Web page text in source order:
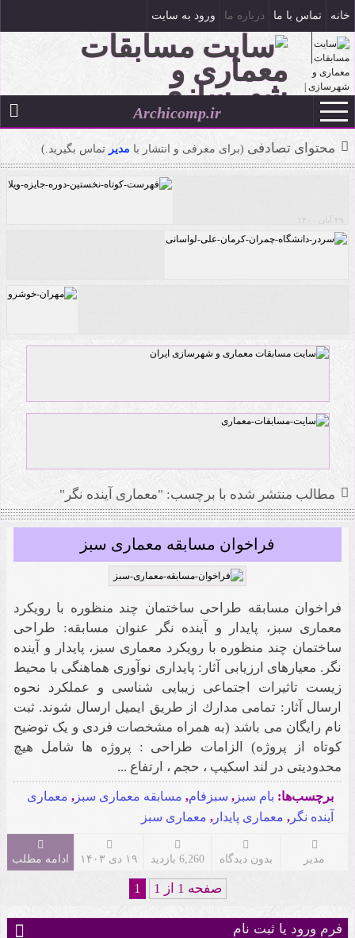
خانه تماس با ما درباره ما ورود به سایت
ثبت نام
۱۸ مرداد ۱۴۰۵Archicomp.ir
محتوای تصادفی (برای معرفی و انتشار با مدیر تماس بگیرید.)
فهرست کوتاه نخستین دوره جایزه ویلا
۲۹ آبان ۱۴۰۰
سردر دانشگاه چمران کرمان اثر علی لواسانی
مهران خوشرو
مطالب منتشر شده با برچسب: "معماری آینده نگر"
ﻓﺮاﺧﻮان ﻣﺴﺎﺑﻘﻪ ﻣﻌﻤﺎرى سبز
ﻓﺮاﺧﻮان ﻣﺴﺎﺑﻘﻪ ﻃﺮاﺣﻰ ﺳﺎﺧﺘﻤﺎن ﭼﻨﺪ ﻣﻨﻈﻮره ﺑﺎ روﯾﮑﺮد
ﻣﻌﻤﺎرى ﺳﺒﺰ، ﭘﺎﯾﺪار و آﯾﻨﺪه ﻧﮕﺮ ﻋﻨﻮان ﻣﺴﺎﺑﻘﻪ: ﻃﺮاﺣﻰ
ﺳﺎﺧﺘﻤﺎن ﭼﻨﺪ ﻣﻨﻈﻮره ﺑﺎ روﯾﮑﺮد ﻣﻌﻤﺎرى ﺳﺒﺰ، ﭘﺎﯾﺪار و آﯾﻨﺪه
ﻧﮕﺮ. ﻣﻌﯿﺎرﻫﺎى ارزﯾﺎﺑﻰ آﺛﺎر: ﭘﺎﯾﺪارى ﻧﻮآورى ﻫﻤﺎﻫﻨﮕﻰ ﺑﺎ ﻣﺤﯿﻂ
زﯾﺴﺖ ﺗﺎﺛﯿﺮات اﺟﺘﻤﺎﻋﻰ زﯾﺒﺎﯾﻰ ﺷﻨﺎﺳﻰ و ﻋﻤﻠﮑﺮد ﻧﺤﻮه
ارﺳﺎل آﺛﺎر: ﺗﻤﺎﻣﻰ ﻣﺪارك از ﻃﺮﯾﻖ اﯾﻤﯿﻞ ارﺳﺎل ﺷﻮﻧﺪ. ثبت
نام رایگان می باشد (ﺑﻪ ﻫﻤﺮاه ﻣﺸﺨﺼﺎت ﻓﺮدى و ﯾﮏ ﺗﻮﺿﯿﺢ
ﮐﻮﺗﺎه از ﭘﺮوژه) اﻟﺰاﻣﺎت ﻃﺮاﺣﻰ : پروژه ها شامل هیچ
محدودیتی در لند اسکیپ ، حجم ، ارتفاع ...
برچسب‌ها: بام سبز , سبزفام, مسابقه معماری سبز , معماری
آینده نگر , معماری پایدار , معماری سبز
مدیر بدون دیدگاه 6,260 بازدید ۱۹ دی ۱۴۰۳ ادامه مطلب
صفحه 1 از 1 1
فرم ورود یا ثبت نام